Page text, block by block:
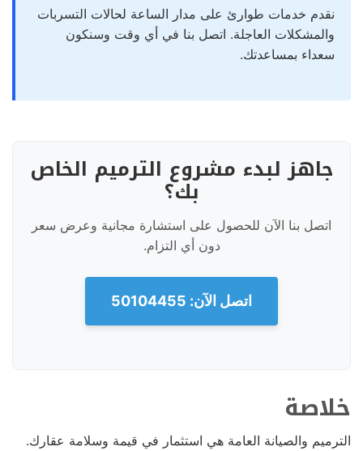
نقدم خدمات طوارئ على مدار الساعة لحالات التسربات
والمشكلات العاجلة. اتصل بنا في أي وقت وسنكون
سعداء بمساعدتك.
جاهز لبدء مشروع الترميم الخاص
بك؟
اتصل بنا الآن للحصول على استشارة مجانية وعرض سعر
دون أي التزام.
اتصل الآن: 50104455
خلاصة
الترميم والصيانة العامة هي استثمار في قيمة وسلامة عقارك.